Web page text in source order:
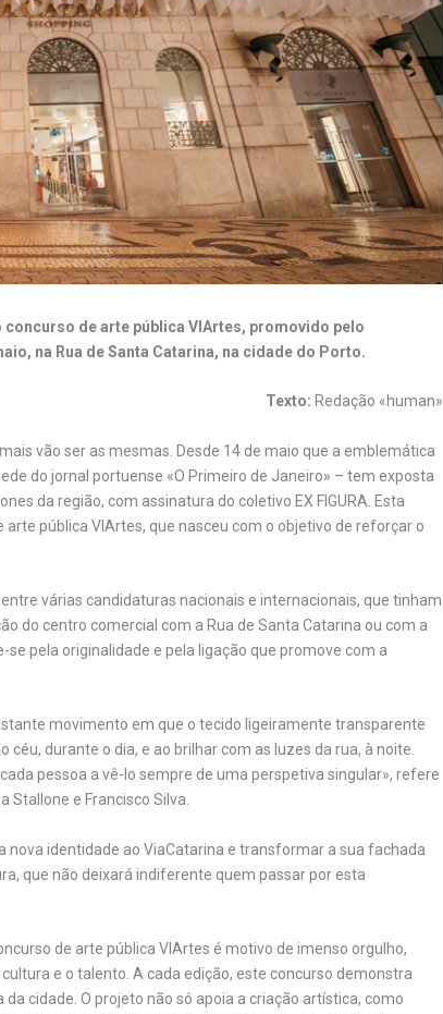
de arte pública VIArtes, promovido pelo
na Rua de Santa Catarina, na cidade do Porto.
Texto: Redação «human»
vão ser as mesmas. Desde 14 de maio que a emblemática
do jornal portuense «O Primeiro de Janeiro» – tem exposta
da região, com assinatura do coletivo EX FIGURA. Esta
pública VIArtes, que nasceu com o objetivo de reforçar o
várias candidaturas nacionais e internacionais, que tinham
do centro comercial com a Rua de Santa Catarina ou com a
pela originalidade e pela ligação que promove com a
movimento em que o tecido ligeiramente transparente
durante o dia, e ao brilhar com as luzes da rua, à noite.
pessoa a vê-lo sempre de uma perspetiva singular», refere
Stallone e Francisco Silva.
identidade ao ViaCatarina e transformar a sua fachada
que não deixará indiferente quem passar por esta
de arte pública VIArtes é motivo de imenso orgulho,
e o talento. A cada edição, este concurso demonstra
cidade. O projeto não só apoia a criação artística, como